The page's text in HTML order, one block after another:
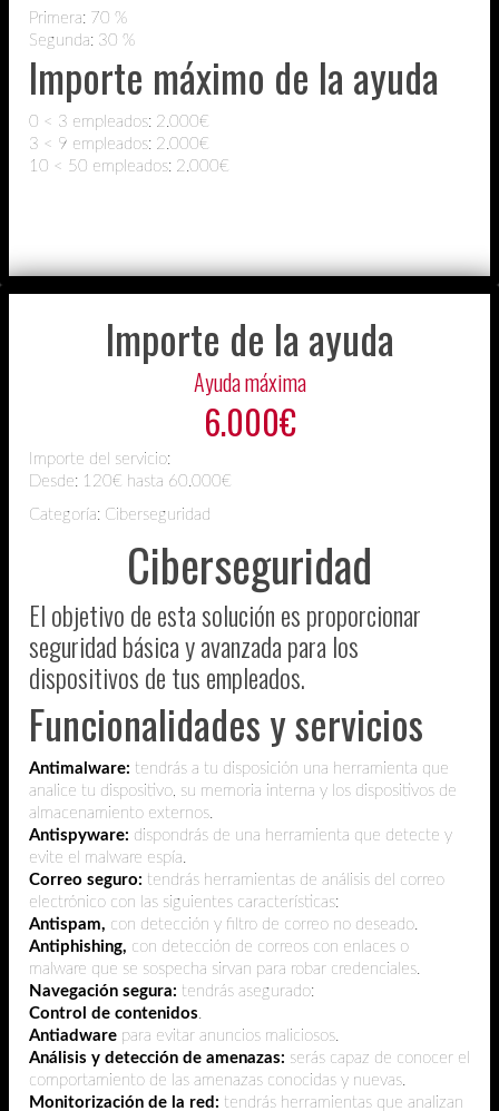
Primera: 70 %
Segunda: 30 %
Importe máximo de la ayuda
0 < 3 empleados: 2.000€
3 < 9 empleados: 2.000€
10 < 50 empleados: 2.000€
Importe de la ayuda
Ayuda máxima
6.000€
Importe del servicio:
Desde: 120€ hasta 60.000€
Categoría: Ciberseguridad
Ciberseguridad
El objetivo de esta solución es proporcionar
seguridad básica y avanzada para los
dispositivos de tus empleados.
Funcionalidades y servicios
Antimalware: tendrás a tu disposición una herramienta que
analice tu dispositivo, su memoria interna y los dispositivos de
almacenamiento externos.
Antispyware: dispondrás de una herramienta que detecte y
evite el malware espía.
Correo seguro: tendrás herramientas de análisis del correo
electrónico con las siguientes características:
Antispam, con detección y filtro de correo no deseado.
Antiphishing, con detección de correos con enlaces o
malware que se sospecha sirvan para robar credenciales.
Navegación segura: tendrás asegurado:
Control de contenidos
Antiadware para evitar anuncios maliciosos.
Análisis y detección de amenazas: serás capaz de conocer el
comportamiento de las amenazas conocidas y nuevas.
Monitorización de la red: tendrás herramientas que analizan